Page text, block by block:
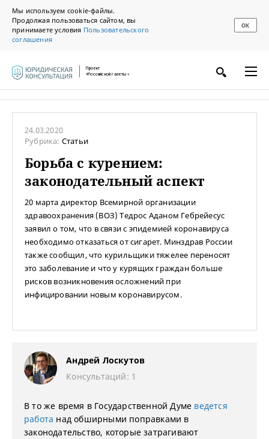
Мы используем cookie-файлы.
Продолжая пользоваться сайтом, вы
принимаете условия Пользовательского
соглашения
ОК
Проект
«Российской газеты»
24.03.2020
Рубрика: Статьи
Борьба с курением:
законодательный аспект
20 марта директор Всемирной организации
здравоохранения (ВОЗ) Тедрос Аданом Гебрейесус
заявил о том, что в связи с эпидемией коронавируса
необходимо отказаться от сигарет. Минздрав России
также сообщил, что курильщики тяжелее переносят
это заболевание и что у курящих граждан больше
рисков возникновения осложнений при
инфицировании новым коронавирусом.
Андрей Лоскутов
Консультаций: 1
В то же время в Государственной Думе ведется
работа над обширными поправками в
законодательство, которые затрагивают